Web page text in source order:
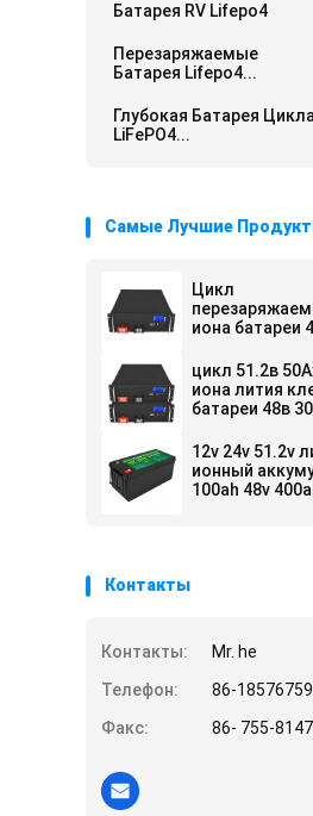
Батарея RV Lifepo4
Перезаряжаемые
Батарея Lifepo4...
Глубокая Батарея Цикла
LiFePO4...
Самые Лучшие
Цикл
иона батареи
Лифепо4
цикл 51.2в
иона лития
батареи 48в
12v 24v 51.2v
ионный
100ah 48v
Контакты
Контакты:
Mr. he
Телефон:
86-
Факс:
86- 755-